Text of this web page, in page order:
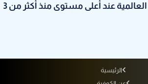
الفاو: أسعار الغذاء العالمية عند أعلى مستوى منذ أكثر من 3
الرئيسية